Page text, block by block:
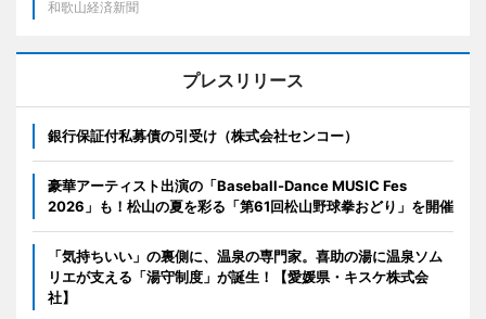
和歌山経済新聞
プレスリリース
銀行保証付私募債の引受け（株式会社センコー）
豪華アーティスト出演の「Baseball-Dance MUSIC Fes
2026」も！松山の夏を彩る「第61回松山野球拳おどり」を開催
「気持ちいい」の裏側に、温泉の専門家。喜助の湯に温泉ソム
リエが支える「湯守制度」が誕生！【愛媛県・キスケ株式会
社】